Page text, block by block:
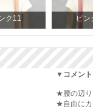
ク11 ピン
▼コメント
★腰の辺り
★自由にカ